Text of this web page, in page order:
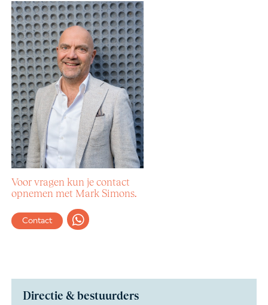
Voor vragen kun je contact
opnemen met Mark Simons.
Contact
Directie & bestuurders